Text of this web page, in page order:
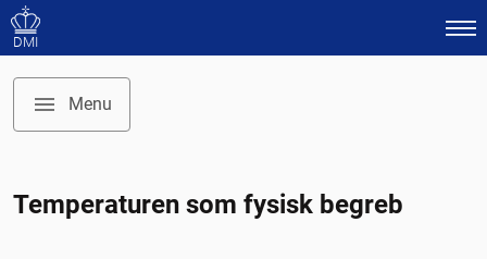
DMI
Menu
Analyser supplerer termometrene
Temperaturen som fysisk begreb